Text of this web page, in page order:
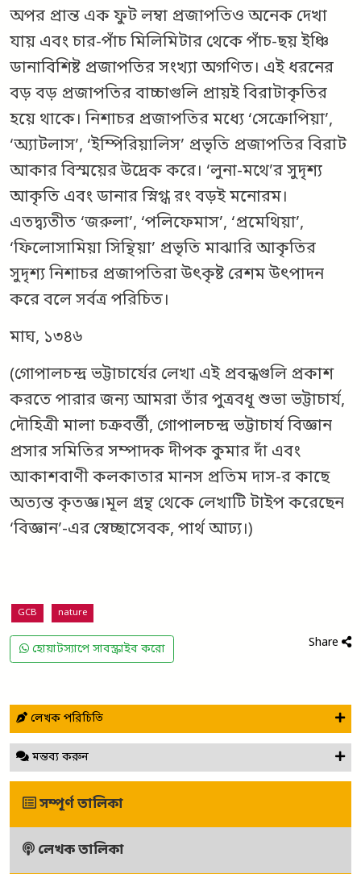
অপর প্রান্ত এক ফুট লম্বা প্রজাপতিও অনেক দেখা
যায় এবং চার-পাঁচ মিলিমিটার থেকে পাঁচ-ছয় ইঞ্চি
ডানাবিশিষ্ট প্রজাপতির সংখ্যা অগণিত। এই ধরনের
বড় বড় প্রজাপতির বাচ্চাগুলি প্রায়ই বিরাটাকৃতির
হয়ে থাকে। নিশাচর প্রজাপতির মধ্যে ‘সেক্রোপিয়া’,
‘অ্যাটলাস’, ‘ইম্পিরিয়ালিস’ প্রভৃতি প্রজাপতির বিরাট
আকার বিস্ময়ের উদ্রেক করে। ‘লুনা-মথে’র সুদৃশ্য
আকৃতি এবং ডানার স্নিগ্ধ রং বড়ই মনোরম।
এতদ্ব্যতীত ‘জরুলা’, ‘পলিফেমাস’, ‘প্রমেথিয়া’,
‘ফিলোসামিয়া সিন্থিয়া’ প্রভৃতি মাঝারি আকৃতির
সুদৃশ্য নিশাচর প্রজাপতিরা উৎকৃষ্ট রেশম উৎপাদন
করে বলে সর্বত্র পরিচিত।
মাঘ, ১৩৪৬
(গোপালচন্দ্র ভট্টাচার্যের লেখা এই প্রবন্ধগুলি প্রকাশ
করতে পারার জন্য আমরা তাঁর পুত্রবধূ শুভা ভট্টাচার্য,
দৌহিত্রী মালা চক্রবর্ত্তী, গোপালচন্দ্র ভট্টাচার্য বিজ্ঞান
প্রসার সমিতির সম্পাদক দীপক কুমার দাঁ এবং
আকাশবাণী কলকাতার মানস প্রতিম দাস-র কাছে
অত্যন্ত কৃতজ্ঞ।মূল গ্রন্থ থেকে লেখাটি টাইপ করেছেন
‘বিজ্ঞান’-এর স্বেচ্ছাসেবক, পার্থ আঢ্য।)
GCB nature
হোয়াটস্যাপে সাবস্ক্রাইব করো Share
লেখক পরিচিতি
মন্তব্য করুন
সম্পূর্ণ তালিকা
লেখক তালিকা